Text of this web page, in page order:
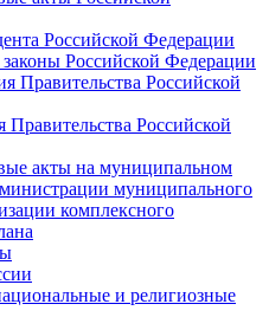
Российской Федерации
Российской Федерации
Правительства Российской
Правительства Российской
акты на муниципальном
муниципального
комплексного
и религиозные